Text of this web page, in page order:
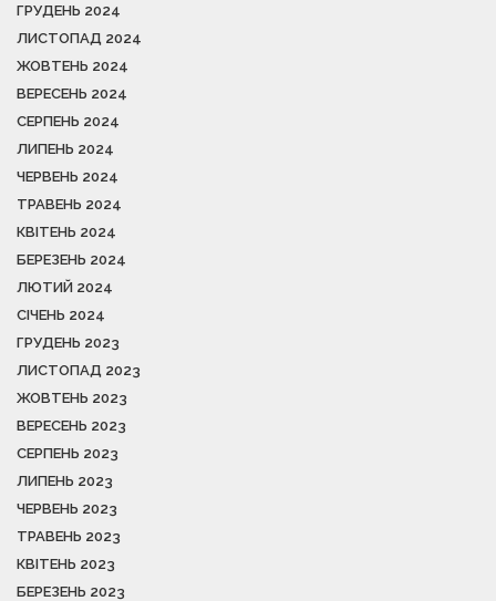
ГРУДЕНЬ 2024
ЛИСТОПАД 2024
ЖОВТЕНЬ 2024
ВЕРЕСЕНЬ 2024
СЕРПЕНЬ 2024
ЛИПЕНЬ 2024
ЧЕРВЕНЬ 2024
ТРАВЕНЬ 2024
КВІТЕНЬ 2024
БЕРЕЗЕНЬ 2024
ЛЮТИЙ 2024
СІЧЕНЬ 2024
ГРУДЕНЬ 2023
ЛИСТОПАД 2023
ЖОВТЕНЬ 2023
ВЕРЕСЕНЬ 2023
СЕРПЕНЬ 2023
ЛИПЕНЬ 2023
ЧЕРВЕНЬ 2023
ТРАВЕНЬ 2023
КВІТЕНЬ 2023
БЕРЕЗЕНЬ 2023